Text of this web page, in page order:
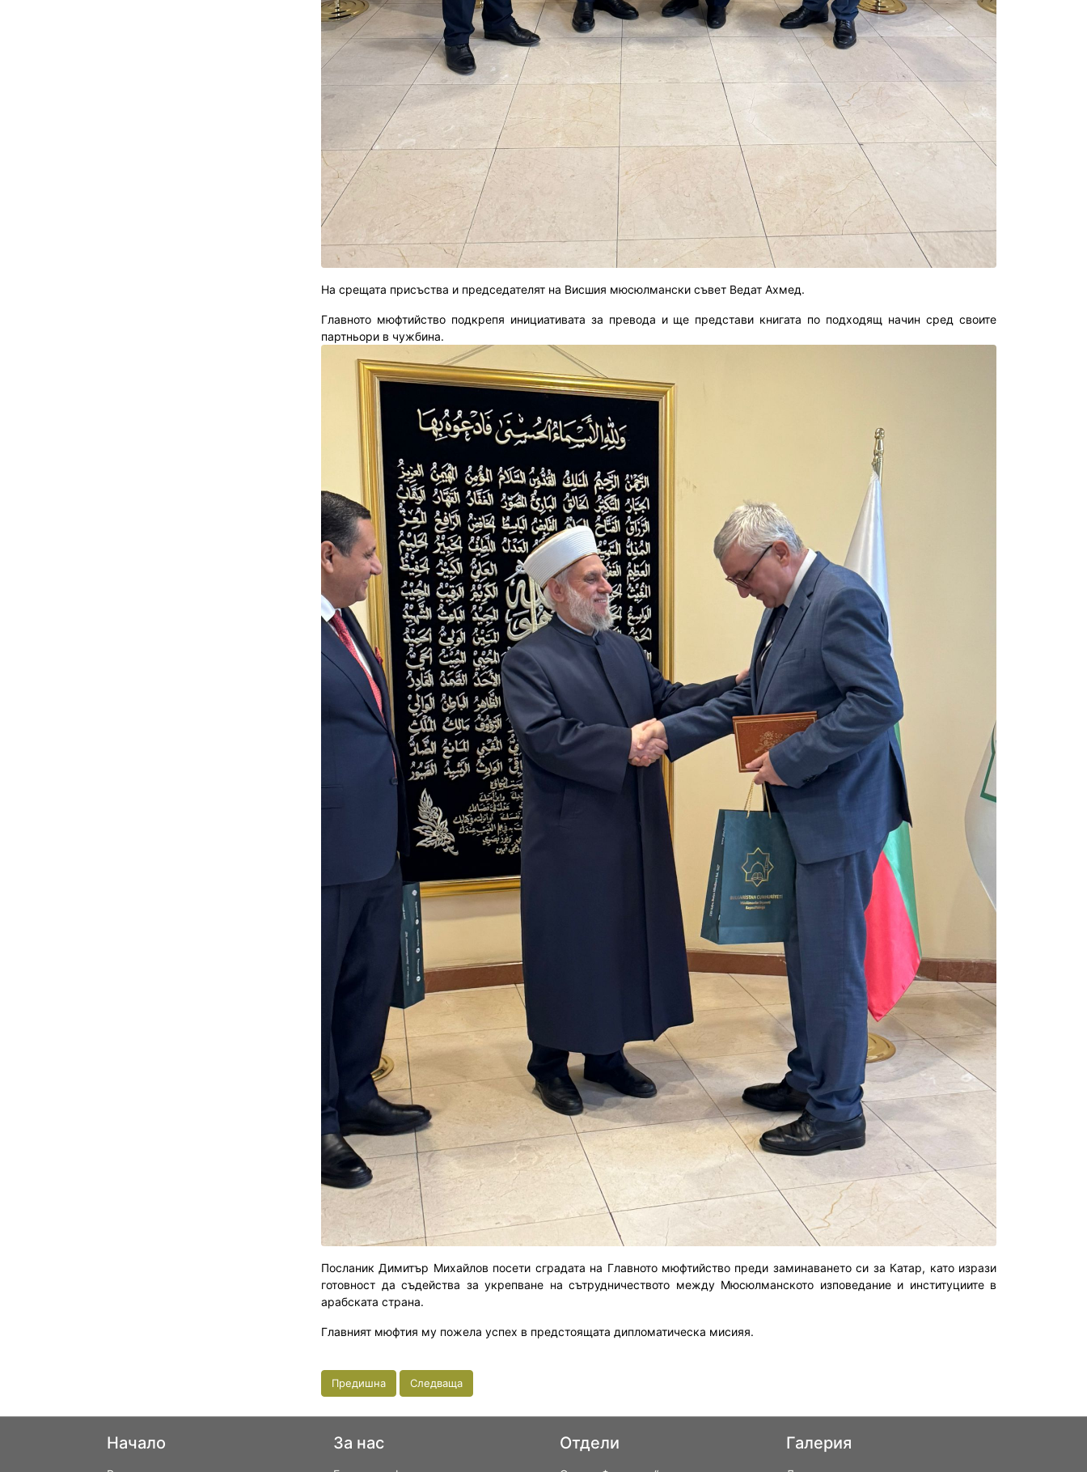
На срещата присъства и председателят на Висшия мюсюлмански съвет Ведат Ахмед.
Главното мюфтийство подкрепя инициативата за превода и ще представи книгата по подходящ начин сред своите
партньори в чужбина.
Посланик Димитър Михайлов посети сградата на Главното мюфтийство преди заминаването си за Катар, като изрази
готовност да съдейства за укрепване на сътрудничеството между Мюсюлманското изповедание и институциите в
арабската страна.
Главният мюфтия му пожела успех в предстоящата дипломатическа мисияя.
Предишна Следваща
Начало За нас Отдели Галерия